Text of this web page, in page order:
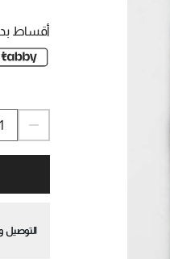
أقساط
التوصيل